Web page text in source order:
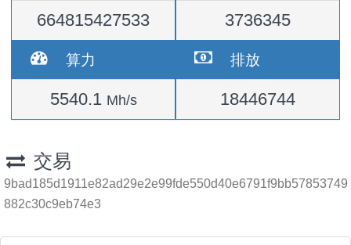
664815427533 3736345
算力
5540.1 Mh/s
排放
18446744
交易
9bad185d1911e82ad29e2e99fde550d40e6791f9bb57853749
882c30c9eb74e3